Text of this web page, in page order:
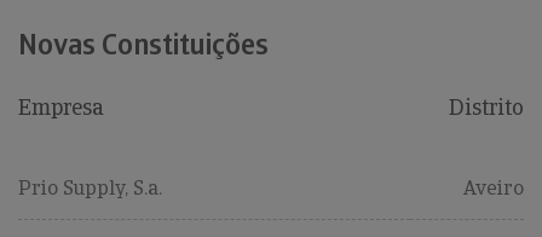
Novas Constituições
Empresa Distrito
Prio Supply, S.a. Aveiro